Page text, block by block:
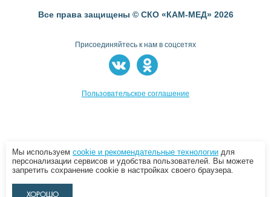
Все права защищены © СКО «КАМ-МЕД» 2026
Присоединяйтесь к нам в соцсетях
Пользовательское соглашение
Мы используем cookie и рекомендательные технологии для
персонализации сервисов и удобства пользователей. Вы можете
запретить сохранение cookie в настройках своего браузера.
ХОРОШО